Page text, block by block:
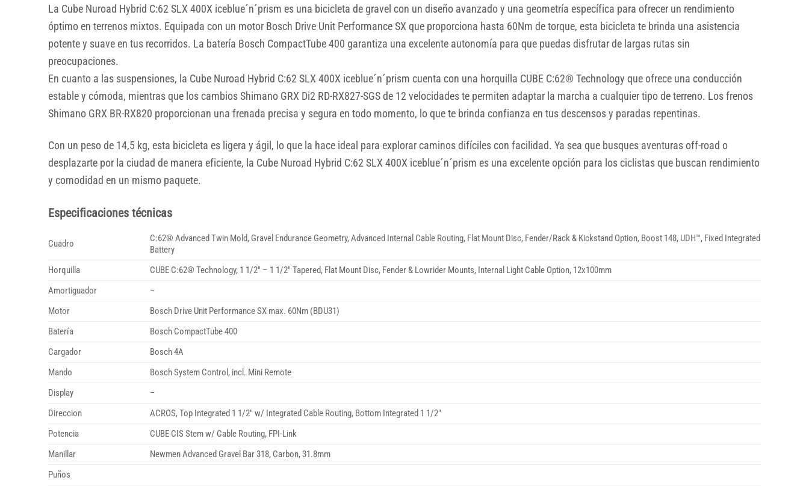
La Cube Nuroad Hybrid C:62 SLX 400X iceblue´n´prism es una bicicleta de gravel con un diseño avanzado y una geometría específica para ofrecer un rendimiento
óptimo en terrenos mixtos. Equipada con un motor Bosch Drive Unit Performance SX que proporciona hasta 60Nm de torque, esta bicicleta te brinda una asistencia
potente y suave en tus recorridos. La batería Bosch CompactTube 400 garantiza una excelente autonomía para que puedas disfrutar de largas rutas sin
preocupaciones.
En cuanto a las suspensiones, la Cube Nuroad Hybrid C:62 SLX 400X iceblue´n´prism cuenta con una horquilla CUBE C:62® Technology que ofrece una conducción
estable y cómoda, mientras que los cambios Shimano GRX Di2 RD-RX827-SGS de 12 velocidades te permiten adaptar la marcha a cualquier tipo de terreno. Los frenos
Shimano GRX BR-RX820 proporcionan una frenada precisa y segura en todo momento, lo que te brinda confianza en tus descensos y paradas repentinas.
Con un peso de 14,5 kg, esta bicicleta es ligera y ágil, lo que la hace ideal para explorar caminos difíciles con facilidad. Ya sea que busques aventuras off-road o
desplazarte por la ciudad de manera eficiente, la Cube Nuroad Hybrid C:62 SLX 400X iceblue´n´prism es una excelente opción para los ciclistas que buscan rendimiento
y comodidad en un mismo paquete.
Especificaciones técnicas
Cuadro
C:62® Advanced Twin Mold, Gravel Endurance Geometry, Advanced Internal Cable Routing, Flat Mount Disc, Fender/Rack & Kickstand Option, Boost 148, UDH™, Fixed Integrated
Battery
Horquilla
CUBE C:62® Technology, 1 1/2″ – 1 1/2″ Tapered, Flat Mount Disc, Fender & Lowrider Mounts, Internal Light Cable Option, 12x100mm
Amortiguador
–
Motor
Bosch Drive Unit Performance SX max. 60Nm (BDU31)
Batería
Bosch CompactTube 400
Cargador
Bosch 4A
Mando
Bosch System Control, incl. Mini Remote
Display
–
Direccion
ACROS, Top Integrated 1 1/2″ w/ Integrated Cable Routing, Bottom Integrated 1 1/2″
Potencia
CUBE CIS Stem w/ Cable Routing, FPI-Link
Manillar
Newmen Advanced Gravel Bar 318, Carbon, 31.8mm
Puños